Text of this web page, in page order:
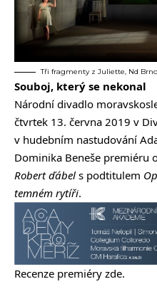
Tři fragmenty z Juliette, Nd
Souboj, který se nekonal
Národní divadlo
čtvrtek 13. června 2019 v
v hudebním nastudování
Dominika Beneše premiéru
Robert ďábel s podtitulem
temném rytíři.
Recenze premiéry zde.